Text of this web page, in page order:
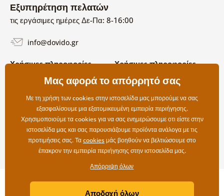
Εξυπηρέτηση πελατών
τις εργάσιμες ημέρες Δε-Πα: 8-16:00
info@dovido.gr
Χρήσιμες πληροφορίες
Όροι χρήσης και επιστροφών
Επιλογές αποστολής και
πληρωμής
Επιστροφές
Χρήσιμες πληροφορίες
Σχετικά με εμάς
Συχνές Ερωτήσεις
Επικοινωνία
Copyright ©2019 © Dovido.gr.
Litvanyi.sk| Το e-shop δημιουργήθηκε από
Μας αφορά το απόρρητό σας
Με τη χρήση των cookies στην ιστοσελίδα μας μπορούμε να σας
εξασφαλίσουμε μια εξατομικευμένη εμπειρία περιήγησης.
Χρησιμοποιούμε τα cookies για να σας ενημερώσουμε οτι είστε στην
ιστοσελίδα μας και σας παρουσιάζουμε προϊόντα ανάλογα με τις
προτιμήσεις σας. Ταcookiesμάς βοηθούν να βελτιώσουμε στο
έπακρον την εμπειρία περιήγησης στην ιστοσελίδα μας.
Απόρριψη όλων
Αποδοχή όλων